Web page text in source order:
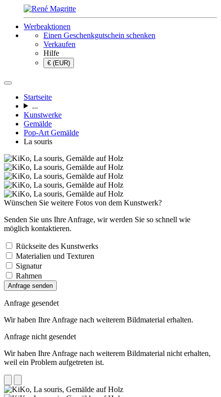
Werbeaktionen
Einen Geschenkgutschein schenken
Verkaufen
Hilfe
€ (EUR)
Startseite
...
Kunstwerke
Gemälde
Pop-Art Gemälde
La souris
Wünschen Sie weitere Fotos von dem Kunstwerk?
Senden Sie uns Ihre Anfrage, wir werden Sie so schnell wie
möglich kontaktieren.
Rückseite des Kunstwerks
Materialien und Texturen
Signatur
Rahmen
Anfrage senden
Anfrage gesendet
Wir haben Ihre Anfrage nach weiterem Bildmaterial erhalten.
Anfrage nicht gesendet
Wir haben Ihre Anfrage nach weiterem Bildmaterial nicht erhalten,
weil ein Problem aufgetreten ist.